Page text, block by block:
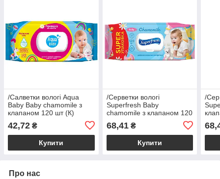
/Салветки вологі Aqua
Baby Baby chamomile з
клапаном 120 шт (К)
42,72 ₴
Купити
/Серветки вологі
Superfresh Baby
chamomile з клапаном 120
68,41₴
Купити
/
Про нас